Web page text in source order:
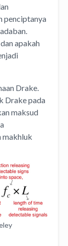
penciptanya
apakah
Drake.
Drake pada
maksud
makhluk